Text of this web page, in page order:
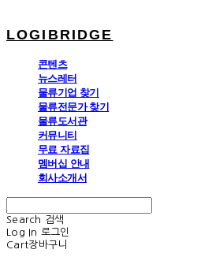
LOGIBRIDGE
콘텐츠
뉴스레터
물류기업 찾기
물류전문가 찾기
물류도서관
커뮤니티
무료 자료집
멤버십 안내
회사소개서
Search
검색
Log In 로그인
Cart장바구니